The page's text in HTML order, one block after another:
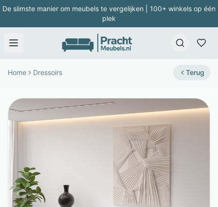
De slimste manier om meubels te vergelijken | 100+ winkels op één
plek
Home Dressoirs Terug